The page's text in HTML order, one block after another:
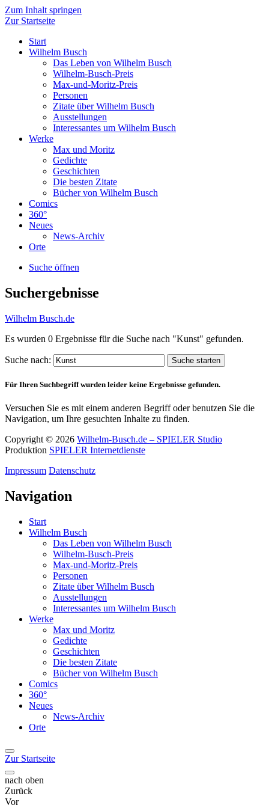
Zum Inhalt springen
Zur Startseite
Start
Wilhelm Busch
Das Leben von Wilhelm Busch
Wilhelm-Busch-Preis
Max-und-Moritz-Preis
Personen
Zitate über Wilhelm Busch
Ausstellungen
Interessantes um Wilhelm Busch
Werke
Max und Moritz
Gedichte
Geschichten
Die besten Zitate
Bücher von Wilhelm Busch
Comics
360°
Neues
News-Archiv
Orte
Suche öffnen
Suchergebnisse
Wilhelm Busch.de
Es wurden 0 Ergebnisse für die Suche nach "Kunst" gefunden.
Suche nach: Suche starten
Für Ihren Suchbegriff wurden leider keine Ergebnisse gefunden.
Versuchen Sie es mit einem anderen Begriff oder benutzen Sie die
Navigation, um Ihre gesuchten Inhalte zu finden.
Copyright © 2026 Wilhelm-Busch.de – SPIELER Studio
Produktion SPIELER Internetdienste
Impressum Datenschutz
Navigation
Start
Wilhelm Busch
Das Leben von Wilhelm Busch
Wilhelm-Busch-Preis
Max-und-Moritz-Preis
Personen
Zitate über Wilhelm Busch
Ausstellungen
Interessantes um Wilhelm Busch
Werke
Max und Moritz
Gedichte
Geschichten
Die besten Zitate
Bücher von Wilhelm Busch
Comics
360°
Neues
News-Archiv
Orte
Zur Startseite
nach oben
Zurück
Vor